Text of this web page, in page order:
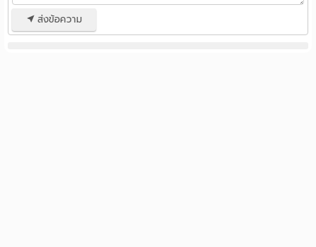
ส่งข้อความ